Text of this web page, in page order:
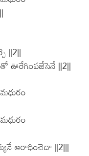
||2||
ఊరేగింపజేసెనే ||2||
ఆరాధించెదా ||2|||